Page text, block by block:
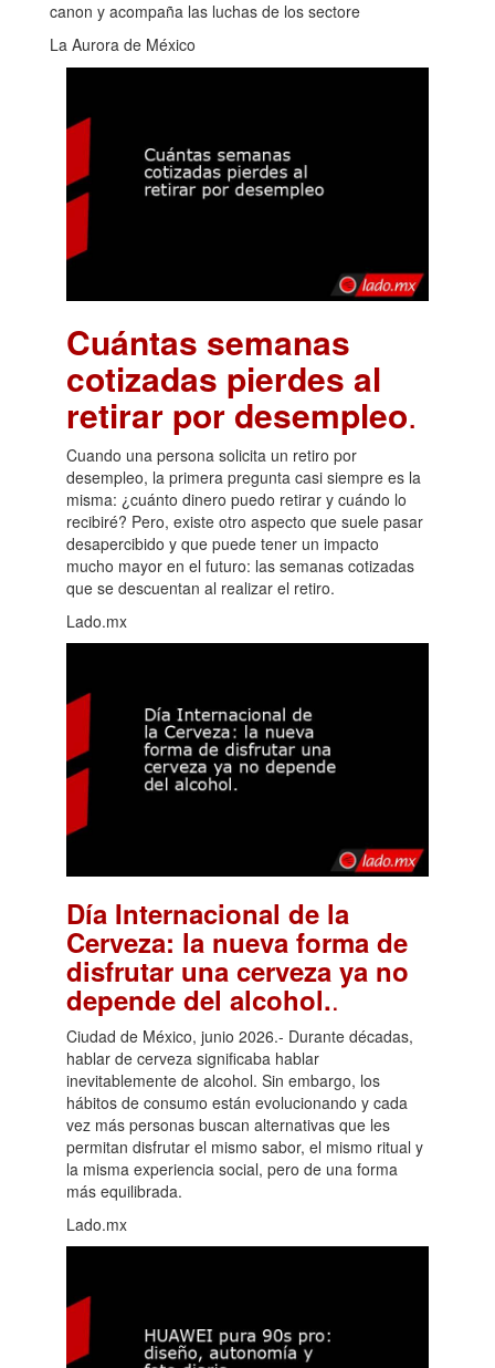
canon y acompaña las luchas de los sectore
La Aurora de México
Cuántas semanas
cotizadas pierdes al
retirar por desempleo.
Cuando una persona solicita un retiro por
desempleo, la primera pregunta casi siempre es la
misma: ¿cuánto dinero puedo retirar y cuándo lo
recibiré? Pero, existe otro aspecto que suele pasar
desapercibido y que puede tener un impacto
mucho mayor en el futuro: las semanas cotizadas
que se descuentan al realizar el retiro.
Lado.mx
Día Internacional de la
Cerveza: la nueva forma de
disfrutar una cerveza ya no
depende del alcohol..
Ciudad de México, junio 2026.- Durante décadas,
hablar de cerveza significaba hablar
inevitablemente de alcohol. Sin embargo, los
hábitos de consumo están evolucionando y cada
vez más personas buscan alternativas que les
permitan disfrutar el mismo sabor, el mismo ritual y
la misma experiencia social, pero de una forma
más equilibrada.
Lado.mx